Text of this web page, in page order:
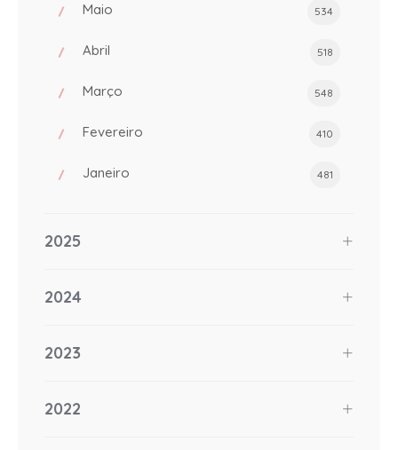
Maio 534
Abril 518
Março 548
Fevereiro 410
Janeiro 481
2025
2024
2023
2022